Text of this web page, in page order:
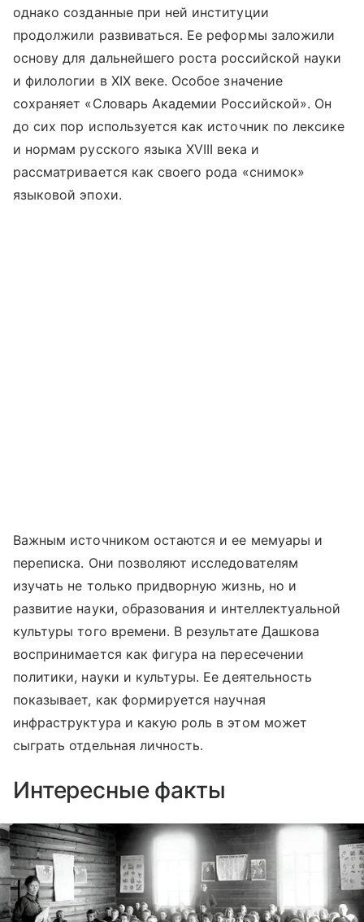
однако созданные при ней институции
продолжили развиваться. Ее реформы заложили
основу для дальнейшего роста российской науки
и филологии в XIX веке. Особое значение
сохраняет «Словарь Академии Российской». Он
до сих пор используется как источник по лексике
и нормам русского языка XVIII века и
рассматривается как своего рода «снимок»
языковой эпохи.
Важным источником остаются и ее мемуары и
переписка. Они позволяют исследователям
изучать не только придворную жизнь, но и
развитие науки, образования и интеллектуальной
культуры того времени. В результате Дашкова
воспринимается как фигура на пересечении
политики, науки и культуры. Ее деятельность
показывает, как формируется научная
инфраструктура и какую роль в этом может
сыграть отдельная личность.
Интересные факты